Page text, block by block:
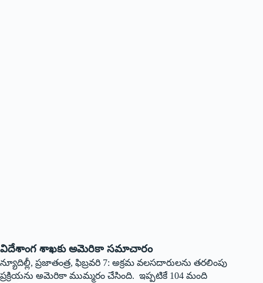
విదేశాంగ శాఖకు అమెరికా సమాచారం
న్యూదిల్లీ, ప్రజాతంత్ర, ఫిబ్రవరి 7: అక్రమ వలసదారులను తరలింపు
ప్రక్రియను అమెరికా ముమ్మరం చేసింది. ఇప్పటికే 104 మంది